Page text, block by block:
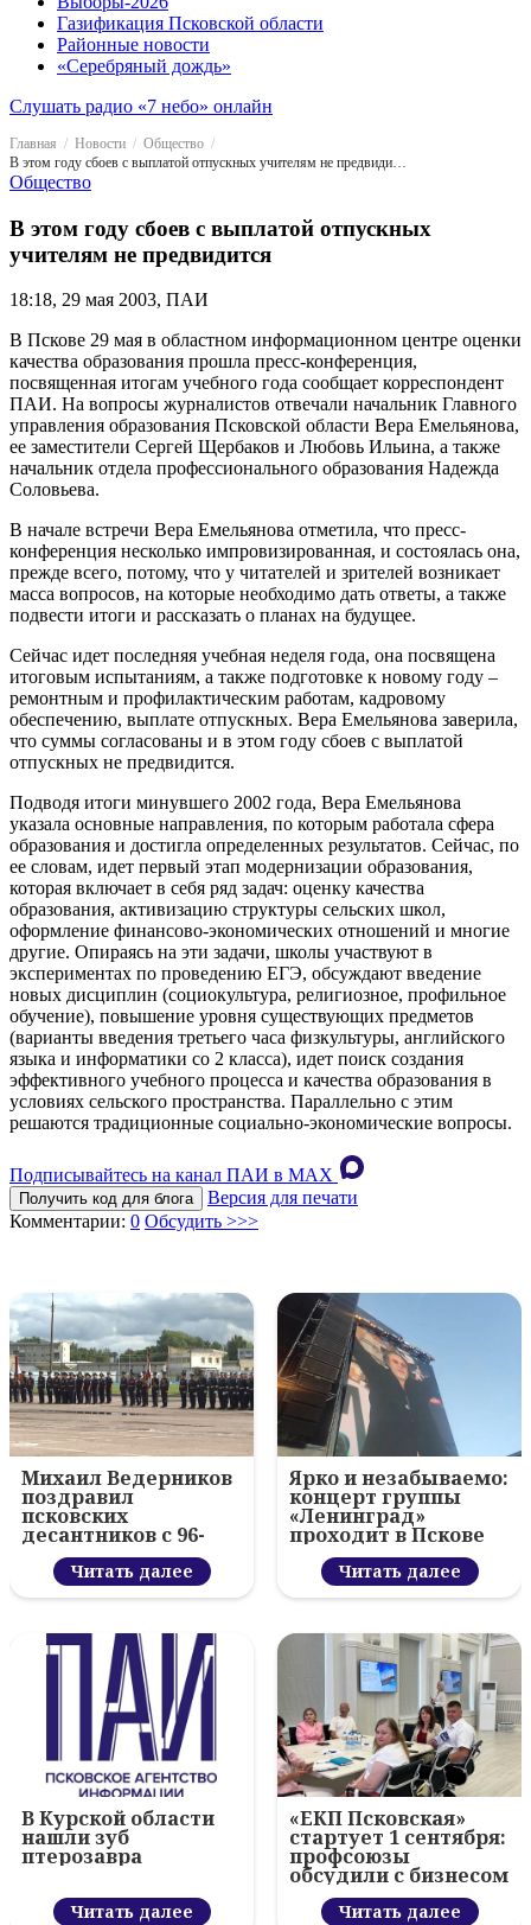
Газификация Псковской области
Районные новости
«Серебряный дождь»
Слушать радио «7 небо» онлайн
Главная Новости
Общество
В этом году сбоев с выплатой отпускных учителям не предвидится
Общество
В этом году сбоев с выплатой отпускных
учителям не предвидится
18:18, 29 мая 2003, ПАИ
В Пскове 29 мая в областном информационном центре оценки
качества образования прошла пресс-конференция,
посвященная итогам учебного года сообщает корреспондент
ПАИ. На вопросы журналистов отвечали начальник Главного
управления образования Псковской области Вера Емельянова,
ее заместители Сергей Щербаков и Любовь Ильина, а также
начальник отдела профессионального образования Надежда
Соловьева.
В начале встречи Вера Емельянова отметила, что пресс-
конференция несколько импровизированная, и состоялась она,
прежде всего, потому, что у читателей и зрителей возникает
масса вопросов, на которые необходимо дать ответы, а также
подвести итоги и рассказать о планах на будущее.
Сейчас идет последняя учебная неделя года, она посвящена
итоговым испытаниям, а также подготовке к новому году –
ремонтным и профилактическим работам, кадровому
обеспечению, выплате отпускных. Вера Емельянова заверила,
что суммы согласованы и в этом году сбоев с выплатой
отпускных не предвидится.
Подводя итоги минувшего 2002 года, Вера Емельянова
указала основные направления, по которым работала сфера
образования и достигла определенных результатов. Сейчас, по
ее словам, идет первый этап модернизации образования,
которая включает в себя ряд задач: оценку качества
образования, активизацию структуры сельских школ,
оформление финансово-экономических отношений и многие
другие. Опираясь на эти задачи, школы участвуют в
экспериментах по проведению ЕГЭ, обсуждают введение
новых дисциплин (социокультура, религиозное, профильное
обучение), повышение уровня существующих предметов
(варианты введения третьего часа физкультуры, английского
языка и информатики со 2 класса), идет поиск создания
эффективного учебного процесса и качества образования в
условиях сельского пространства. Параллельно с этим
решаются традиционные социально-экономические вопросы.
Подписывайтесь на канал ПАИ в MAХ
Получить код для блога
Версия для печати
Комментарии: 0 Обсудить >>>
Михаил Ведерников
поздравил
псковских
десантников с 96-
летием ВДВ и
вручил награды
Читать далее
Ярко и незабываемо:
концерт группы
«Ленинград»
проходит в Пскове
Читать далее
В Курской области
нашли зуб
птерозавра
Читать далее
«ЕКП Псковская»
стартует 1 сентября:
профсоюзы
обсудили с бизнесом
новый цифровой
проектЧитать далее